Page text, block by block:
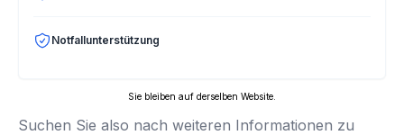
Notfallunterstützung
Sie bleiben auf derselben Website.
Suchen Sie also nach weiteren Informationen zu